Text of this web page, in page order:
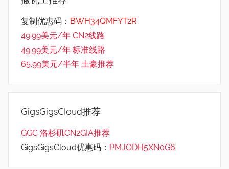
复制优惠码： BWH34QMFYT2R
49.99美元/年 CN2线路
49.99美元/年 标准线路
65.99美元/半年 土豪推荐
GigsGigsCloud推荐
GGC 洛杉矶CN2GIA推荐
GigsGigsCloud优惠码： PMJODH5XN0G6